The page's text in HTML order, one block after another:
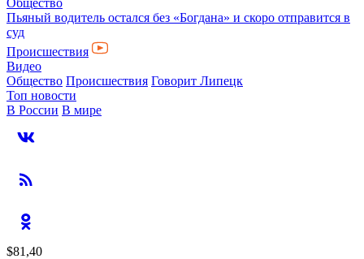
Общество
Пьяный водитель остался без «Богдана» и скоро отправится в
суд
Происшествия
Видео
Общество Происшествия Говорит Липецк
Топ новости
В России В мире
$81,40